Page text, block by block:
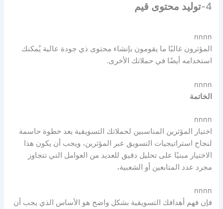
4- توليد محتوى قيم
nnnn
المؤثرون غالبًا ما يقومون بإنشاء محتوى ذي جودة عالية يُمكنك
استخدامه أيضًا في حملاتك الأخرى.
nnnn
الخاتمة
nnnn
اختيار المؤثرين المناسبين لحملاتك التسويقية يعد خطوة حاسمة
لنجاح استراتيجيات التسويق عبر المؤثرين، ويجب أن يكون هذا
الاختيار مبنيًا على تحليل دقيق للعديد من العوامل التي تتجاوز
مجرد عدد المتابعين أو الشعبية،
nnnn
فإن فهم أهدافك التسويقية بشكل واضح هو الأساس الذي يجب أن